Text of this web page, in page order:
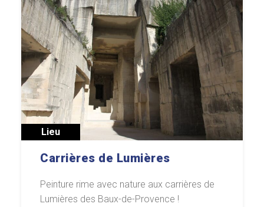
Lieu
Carrières de Lumières
Peinture rime avec nature aux carrières de
Lumières des Baux-de-Provence !